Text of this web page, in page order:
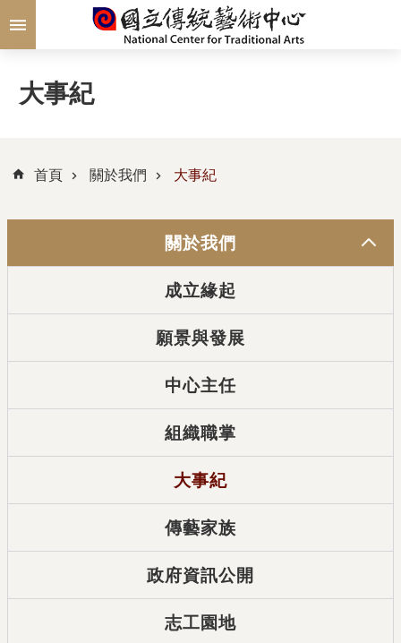
跳到主要內容區塊
大事紀
首頁 關於我們 大事紀
關於我們
成立緣起
願景與發展
中心主任
組織職掌
大事紀
傳藝家族
政府資訊公開
志工園地